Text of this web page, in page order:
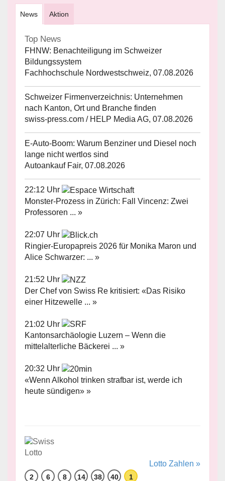
News Aktion
Top News
FHNW: Benachteiligung im Schweizer
Bildungssystem
Fachhochschule Nordwestschweiz, 07.08.2026
Schweizer Firmenverzeichnis: Unternehmen
nach Kanton, Ort und Branche finden
swiss-press.com / HELP Media AG, 07.08.2026
E-Auto-Boom: Warum Benziner und Diesel noch
lange nicht wertlos sind
Autoankauf Fair, 07.08.2026
22:12 Uhr
Monster-Prozess in Zürich: Fall Vincenz: Zwei
Professoren ... »
22:07 Uhr
Ringier-Europapreis 2026 für Monika Maron und
Alice Schwarzer: ... »
21:52 Uhr
Der Chef von Swiss Re kritisiert: «Das Risiko
einer Hitzewelle ... »
21:02 Uhr
Kantonsarchäologie Luzern – Wenn die
mittelalterliche Bäckerei ... »
20:32 Uhr
«Wenn Alkohol trinken strafbar ist, werde ich
heute sündigen» »
Lotto Zahlen »
2 6 8 14 38 40 1